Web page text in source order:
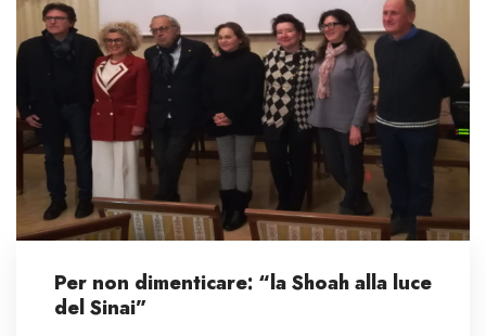
Per non dimenticare: “la Shoah alla luce
del Sinai”